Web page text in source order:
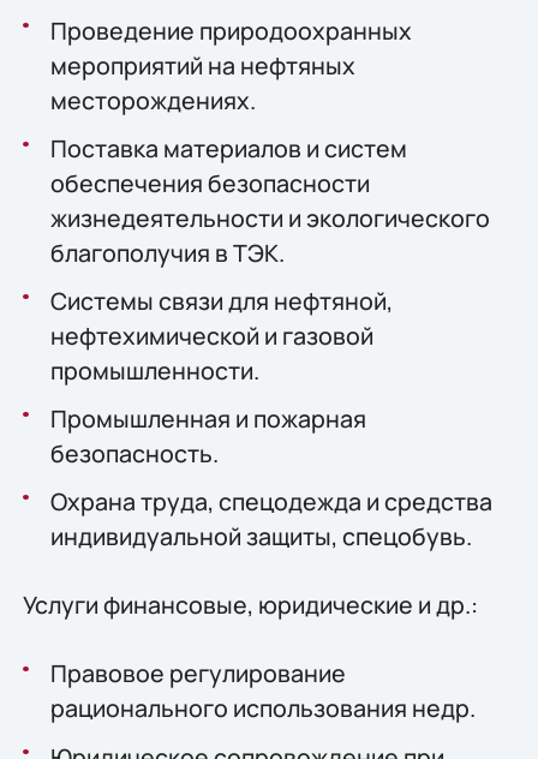
Проведение природоохранных
мероприятий на нефтяных
месторождениях.
Поставка материалов и систем
обеспечения безопасности
жизнедеятельности и экологического
благополучия в ТЭК.
Системы связи для нефтяной,
нефтехимической и газовой
промышленности.
Промышленная и пожарная
безопасность.
Охрана труда, спецодежда и средства
индивидуальной защиты, спецобувь.
Услуги финансовые, юридические и др.:
Правовое регулирование
рационального использования недр.